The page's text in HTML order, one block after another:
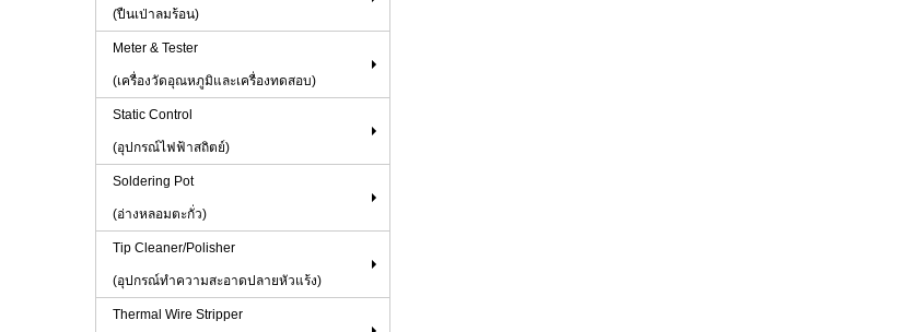
(ปืนเป่าลมร้อน)
Meter & Tester
(เครื่องวัดอุณหภูมิและเครื่องทดสอบ)
Static Control
(อุปกรณ์ไฟฟ้าสถิตย์)
Soldering Pot
(อ่างหลอมตะกั่ว)
Tip Cleaner/Polisher
(อุปกรณ์ทำความสะอาดปลายหัวแร้ง)
Thermal Wire Stripper